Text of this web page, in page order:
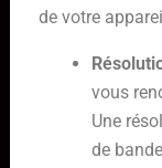
de votre
vous
Une
de